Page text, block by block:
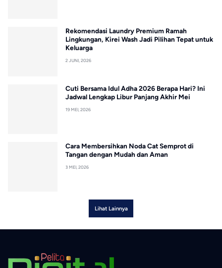
Rekomendasi Laundry Premium Ramah
Lingkungan, Kirei Wash Jadi Pilihan Tepat untuk
Keluarga
2 JUNI, 2026
Cuti Bersama Idul Adha 2026 Berapa Hari? Ini
Jadwal Lengkap Libur Panjang Akhir Mei
19 MEI, 2026
Cara Membersihkan Noda Cat Semprot di
Tangan dengan Mudah dan Aman
3 MEI, 2026
Lihat Lainnya